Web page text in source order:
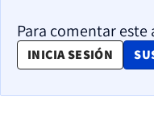
Para comentar
INICIA SESIÓN